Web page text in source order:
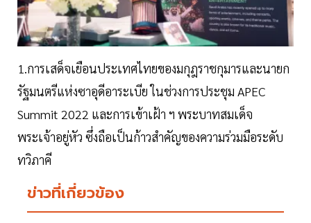
1.การเสด็จเยือนประเทศไทยของมกุฎราชกุมารและนายก
รัฐมนตรีแห่งซาอุดีอาระเบีย ในช่วงการประชุม APEC
Summit 2022 และการเข้าเฝ้า ฯ พระบาทสมเด็จ
พระเจ้าอยู่หัว ซึ่งถือเป็นก้าวสำคัญของความร่วมมือระดับ
ทวิภาคี
ข่าวที่เกี่ยวข้อง